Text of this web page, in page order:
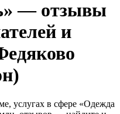
— отзывы
и
услугах в сфере «Одежда